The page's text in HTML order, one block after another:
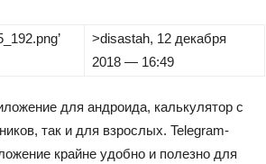
>disastah, 12 декабря
2018 — 16:49
для андроида, калькулятор с
так и для взрослых. Telegram-
крайне удобно и полезно для